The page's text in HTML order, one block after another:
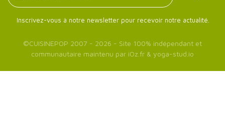
Inscrivez-vous à notre newsletter pour recevoir notre actualité.
©CUISINEPOP 2007 - 2026 - Site 100% indépendant et
communautaire maintenu par iOz.fr & yoga-stud.io